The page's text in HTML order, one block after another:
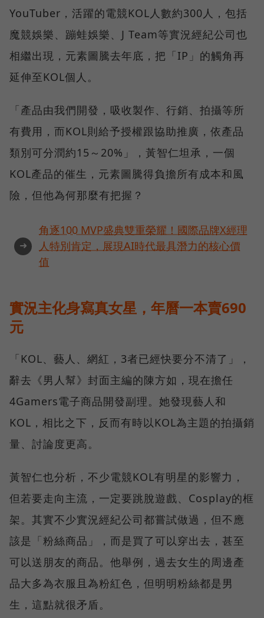
YouTuber，活躍的電競KOL人數約300人，包括
魔競娛樂、蹦蛙娛樂、J Team等實況經紀公司也
相繼出現，元素圖騰去年底，把「IP」的觸角再
延伸至KOL個人。
「產品由我們開發，吸收製作、行銷、拍攝等所
有費用，而KOL則給予授權跟協助推廣，依產品
類別可分潤約15～20%」，黃智仁坦承，一個
KOL產品的催生，元素圖騰得負擔所有成本和風
險，但他為何那麼有把握？
➜
角逐100 MVP盛典雙重榮耀！國際品牌X經理
人特別肯定，展現AI時代最具潛力的核心價
值
實況主化身寫真女星，年曆一本賣690
元
「KOL、藝人、網紅，3者已經快要分不清了」，
辭去《男人幫》封面主編的陳方如，現在擔任
4Gamers電子商品開發副理。她發現藝人和
KOL，相比之下，反而有時以KOL為主題的拍攝銷
量、討論度更高。
黃智仁也分析，不少電競KOL有明星的影響力，
但若要走向主流，一定要跳脫遊戲、Cosplay的框
架。其實不少實況經紀公司都嘗試做過，但不應
該是「粉絲商品」，而是買了可以穿出去，甚至
可以送朋友的商品。他舉例，過去女生的周邊產
品大多為衣服且為粉紅色，但明明粉絲都是男
生，這點就很矛盾。